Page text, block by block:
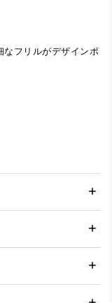
なフリルがデザインポ